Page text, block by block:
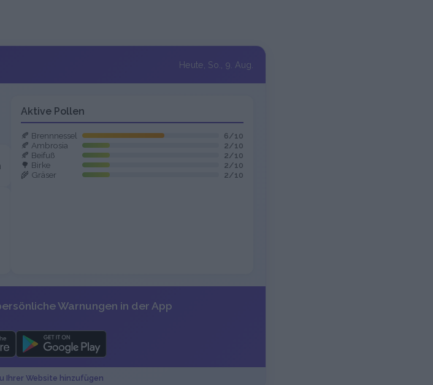
Heute, So., 9. Aug.
Aktive Pollen
🍂 Brennnessel 6/10
🍂 Ambrosia 2/10
🍂 Beifuß 2/10
🌳 Birke 2/10
🌾 Gräser 2/10
Warnungen in der App
Ihrer Website hinzufügen